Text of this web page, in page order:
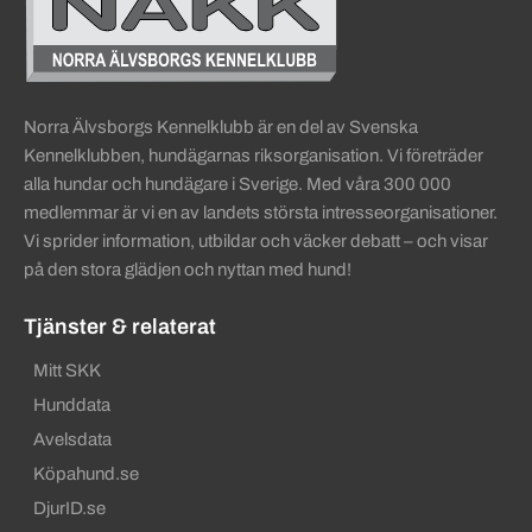
Norra Älvsborgs Kennelklubb är en del av Svenska
Kennelklubben, hundägarnas riksorganisation. Vi företräder
alla hundar och hundägare i Sverige. Med våra 300 000
medlemmar är vi en av landets största intresseorganisationer.
Vi sprider information, utbildar och väcker debatt – och visar
på den stora glädjen och nyttan med hund!
Tjänster & relaterat
Mitt SKK
Hunddata
Avelsdata
Köpahund.se
DjurID.se